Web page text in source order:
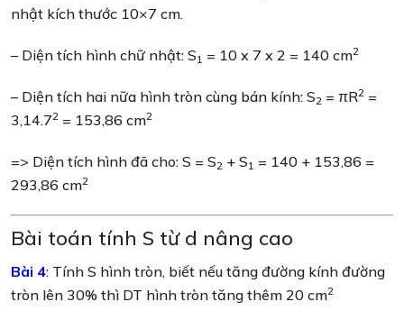
nhật kích thước 10×7 cm.
– Diện tích hình chữ nhật: S1 = 10 x 7 x 2 = 140 cm2
– Diện tích hai nữa hình tròn cùng bán kính: S2 = πR2 =
3,14.72 = 153,86 cm2
=> Diện tích hình đã cho: S = S2 + S1 = 140 + 153,86 =
293,86 cm2
Bài toán tính S từ d nâng cao
Bài 4: Tính S hình tròn, biết nếu tăng đường kính đường
tròn lên 30% thì DT hình tròn tăng thêm 20 cm2